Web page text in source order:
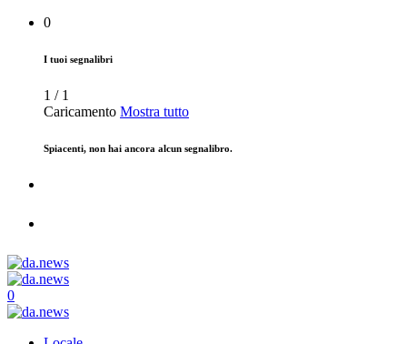
0
I tuoi segnalibri
1 / 1
Caricamento Mostra tutto
Spiacenti, non hai ancora alcun segnalibro.
0